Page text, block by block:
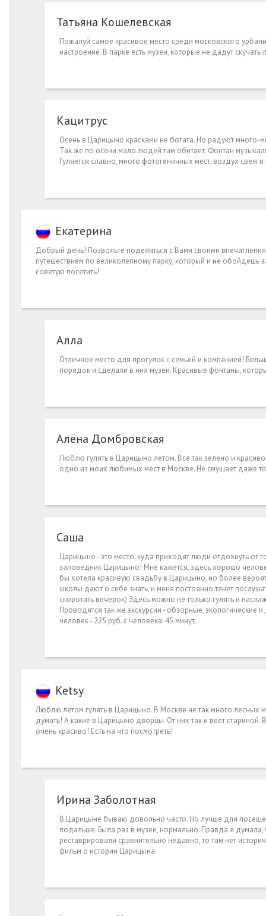
Татьяна Кошелевская
Пожалуй самое красивое место среди московского
настроение. В парке есть музеи, которые не дадут скучать
Каци­трус
Осень в Царицыно красками не богата. Но радуют много-
Так же по осени мало людей там обитает. Фонтан
Гуляется славно, много фотогеничных мест, воздух свеж
Екатерина
Добрый день! Позвольте поделиться с Вами своими
путешествием по великолепному парку, который и не обойдешь
советую посетить!
Алла
Отличное место для прогулок с семьей и компанией!
порядок и сделали в них музеи. Красивые фонтаны,
Алёна Домбровская
Люблю гулять в Царицыно летом. Все так зелено и
одно из моих любимых мест в Москве. Не смущает даже
Саша
Царицыно - это место, куда приходят люди отдохнуть от
заповедник Царицыно! Мне кажется, здесь хорошо
бы хотела красивую свадьбу в Царицыно, но более
школы дают о себе знать, и меня постоянно тянет
скоротать вечерок) Здесь можно не только гулять и
Проводятся так же экскурсии - обзорные,
человек - 225 руб. с человека. 45 минут.
Ketsy
Люблю летом гулять в Царицыно. В Москве не так много
думать! А какие в Царицыно дворцы. От них так и веет
очень красиво! Есть на что посмотреть!
Ирина Заболотная
В Царицыне бываю довольно часто. Но лучше для
подальше. Была раз в музее, нормально. Правда я
реставрировали сравнительно недавно, то там нет
фильм о истории Царицына.